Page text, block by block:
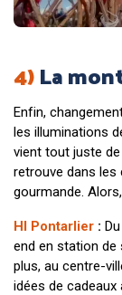
4)La
Enfin,
les illuminations
vient tout juste
retrouve dans
gourmande.
HI Pontarlier :
end en station de
plus, au centre-
idées de cadeaux